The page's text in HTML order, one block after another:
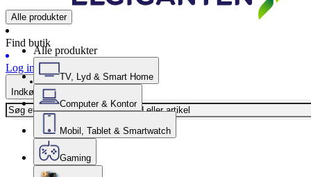
Alle produkter
Find butik
Log ind
Indkøbskurv
Alle produkter
TV, Lyd & Smart Home
Computer & Kontor
Mobil, Tablet & Smartwatch
Gaming